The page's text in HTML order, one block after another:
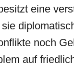
eine
noch
auf